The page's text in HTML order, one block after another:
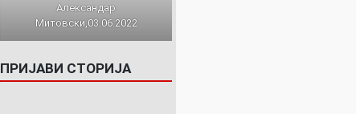
Александар
Митовски,03.06.2022
ПРИЈАВИ СТОРИЈА